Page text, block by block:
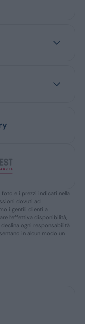
e i prezzi indicati nella
dovuti ad
i gentili clienti a
l’effettiva disponibilità,
declina ogni responsabilità
in alcun modo un